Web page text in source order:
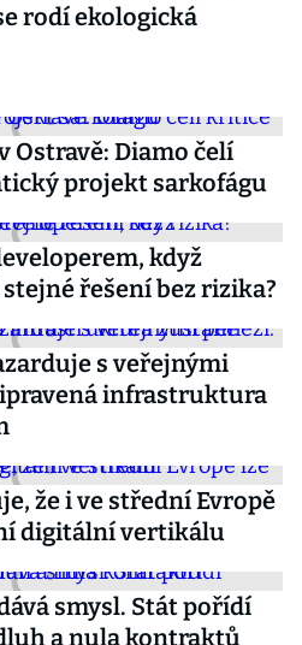
rodí ekologická
Ostravě: Diamo čelí
projekt sarkofágu
když
řešení bez rizika?
s veřejnými
infrastruktura
že i ve střední Evropě
digitální vertikálu
smysl. Stát pořídí
a nula kontraktů